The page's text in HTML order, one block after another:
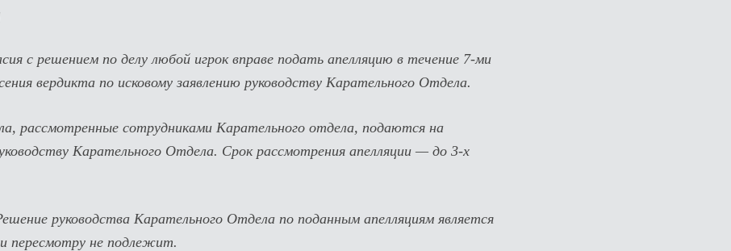
с решением по делу любой игрок вправе подать апелляцию в течение 7-ми
вердикта по исковому заявлению руководству Карательного Отдела.
рассмотренные сотрудниками Карательного отдела, подаются на
Карательного Отдела. Срок рассмотрения апелляции — до 3-х
руководства Карательного Отдела по поданным апелляциям является
пересмотру не подлежит.